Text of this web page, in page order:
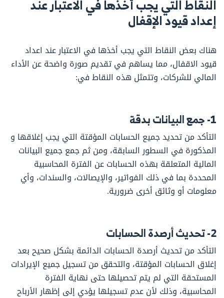
النقاط التي يجب أخذها في الاعتبار عند
إعداد قيود الإقفال
هناك بعض النقاط التي يجب أخذها في الاعتبار عند اعداد
قيود الاقفال، مما يساهم في تقديم صورة واضحة عن الأداء
المالي للشركات، وتتمثل هذه النقاط في:
1- جمع البيانات بدقة
التأكد من تحديد جميع الحسابات المؤقتة التي يجب إغلاقها و
المذكورة في السطور السابقة، ومن ثم جمع جميع البيانات
المالية المتعلقة بهذه الحسابات عن الفترة المحاسبية
المحددة بما في ذلك الفواتير، والإيصالات، والسندات، وأي
معلومات أو وثائق أخرى ضرورية.
2- تحديث أرصدة الحسابات
التأكد من تحديث أرصدة الحسابات الدائمة بشكل صحيح بعد
إغلاق الحسابات المؤقتة، والتحقق من تسجيل جميع الإيرادات
المستحقة التي لم يتم تحصيلها حتى نهاية الفترة
المحاسبية، وذلك لأن عدم تسجيلها يؤدي إلى إظهار الأرباح